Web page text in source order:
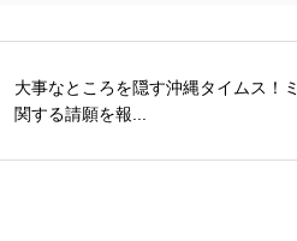
大事なところを隠す沖縄タイムス！
関する請願を報...